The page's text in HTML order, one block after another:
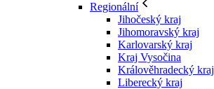
Regionální
Jihočeský kraj
Jihomoravský kraj
Karlovarský kraj
Kraj Vysočina
Králověhradecký kraj
Liberecký kraj